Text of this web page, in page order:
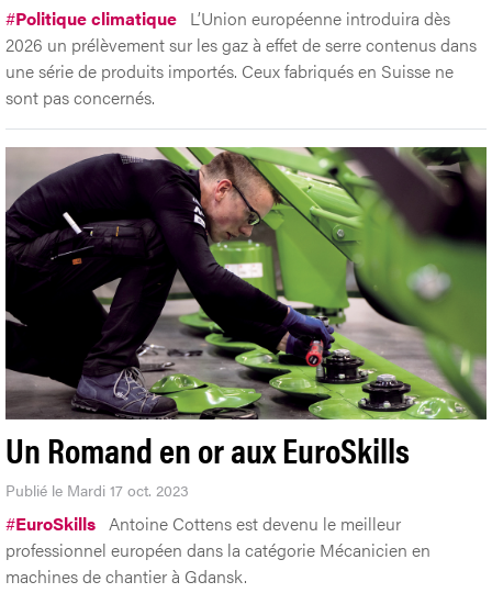
#Politique climatique L’Union européenne introduira dès
2026 un prélèvement sur les gaz à effet de serre contenus dans
une série de produits importés. Ceux fabriqués en Suisse ne
sont pas concernés.
Un Romand en or aux EuroSkills
Publié le Mardi 17 oct. 2023
#EuroSkills Antoine Cottens est devenu le meilleur
professionnel européen dans la catégorie Mécanicien en
machines de chantier à Gdansk.